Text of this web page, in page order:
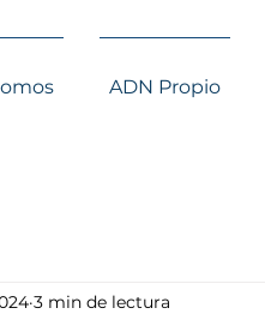
ADN Propio
3 min de lectura